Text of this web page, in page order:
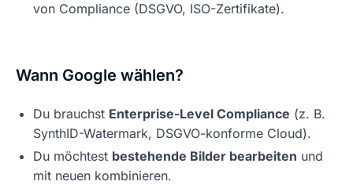
von Compliance (DSGVO, ISO-Zertifikate).
Wann Google wählen?
Du brauchst Enterprise-Level Compliance (z. B.
SynthID-Watermark, DSGVO-konforme Cloud).
Du möchtest bestehende Bilder bearbeiten und
mit neuen kombinieren.